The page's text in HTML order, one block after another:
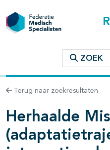
ZOEK
Terug naar zoekresultaten
Herhaalde
openklappen